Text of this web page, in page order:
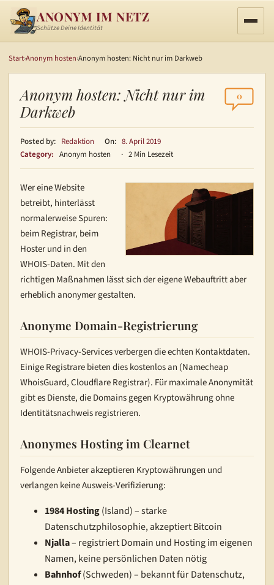
ANONYM IM NETZ
Schütze Deine Identität
Start›Anonym hosten›Anonym hosten: Nicht nur im Darkweb
Anonym hosten: Nicht nur im
Darkweb
0
Posted by: Redaktion On: 8. April 2019
Category: Anonym hosten · 2 Min Lesezeit
Wer eine Website
betreibt, hinterlässt
normalerweise Spuren:
beim Registrar, beim
Hoster und in den
WHOIS-Daten. Mit den
richtigen Maßnahmen lässt sich der eigene Webauftritt aber
erheblich anonymer gestalten.
Anonyme Domain-Registrierung
WHOIS-Privacy-Services verbergen die echten Kontaktdaten.
Einige Registrare bieten dies kostenlos an (Namecheap
WhoisGuard, Cloudflare Registrar). Für maximale Anonymität
gibt es Dienste, die Domains gegen Kryptowährung ohne
Identitätsnachweis registrieren.
Anonymes Hosting im Clearnet
Folgende Anbieter akzeptieren Kryptowährungen und
verlangen keine Ausweis-Verifizierung:
1984 Hosting(Island) – starke
Datenschutzphilosophie, akzeptiert Bitcoin
Njalla– registriert Domain und Hosting im eigenen
Namen, keine persönlichen Daten nötig
Bahnhof(Schweden) – bekannt für Datenschutz,